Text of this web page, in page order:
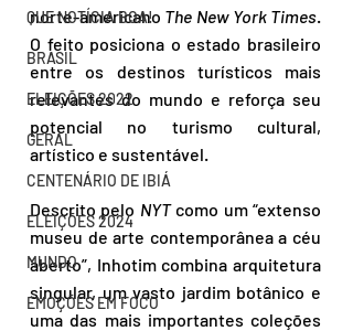
QUE NOTÍCIA BOA!
BRASIL
ELEIÇÕES 2022
GERAL
CENTENÁRIO DE IBIÁ
ELEIÇÕES 2024
MUNDO
EMOÇÕES EM FOCO
norte-americano The New York Times
O feito posiciona o estado brasileiro
entre os destinos turísticos mais
relevantes do mundo e reforça seu
potencial no turismo cultural,
artístico e sustentável.
Descrito pelo NYT como um “extenso
museu de arte contemporânea a céu
aberto”, Inhotim combina arquitetura
singular, um vasto jardim botânico e
uma das mais importantes coleções